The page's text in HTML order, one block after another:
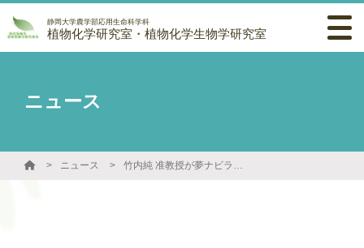
静岡大学農学部応用生命科学科
植物化学研究室・植物化学生物学研究室
ニュース
ニュース 竹内純 准教授が夢ナビライブ2022でオンライン講義を行いました。